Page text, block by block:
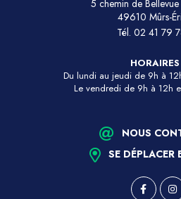
5 chemin de
49610 Mûrs-
Tél. 02 41 79
Du lundi au jeudi de 9h à
Le vendredi de 9h à 12h
NOUS
SE DÉPLACER